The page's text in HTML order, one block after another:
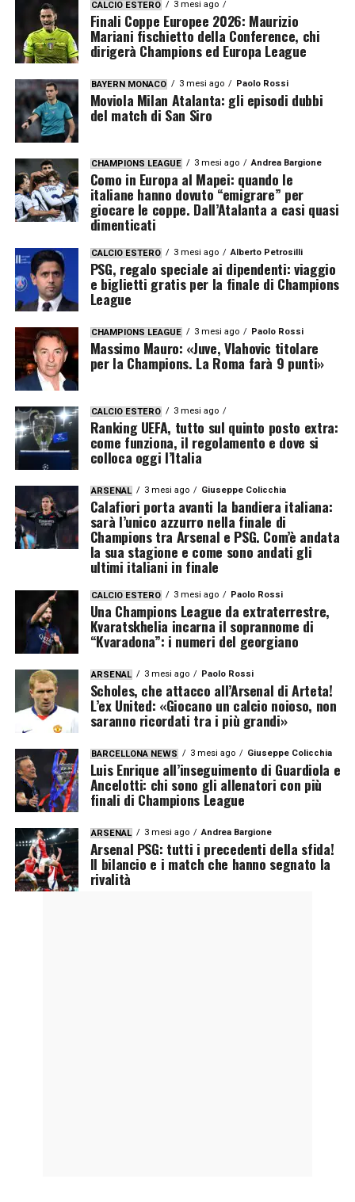
CALCIO ESTERO 3 mesi ago
Finali Coppe Europee 2026: Maurizio
Mariani fischietto della Conference, chi
dirigerà Champions ed Europa League
BAYERN MONACO 3 mesi ago Paolo Rossi
Moviola Milan Atalanta: gli episodi dubbi
del match di San Siro
CHAMPIONS LEAGUE 3 mesi ago Andrea Bargione
Como in Europa al Mapei: quando le
italiane hanno dovuto “emigrare” per
giocare le coppe. Dall’Atalanta a casi quasi
dimenticati
CALCIO ESTERO 3 mesi ago Alberto Petrosilli
PSG, regalo speciale ai dipendenti: viaggio
e biglietti gratis per la finale di Champions
League
CHAMPIONS LEAGUE 3 mesi ago Paolo Rossi
Massimo Mauro: «Juve, Vlahovic titolare
per la Champions. La Roma farà 9 punti»
CALCIO ESTERO 3 mesi ago
Ranking UEFA, tutto sul quinto posto extra:
come funziona, il regolamento e dove si
colloca oggi l’Italia
ARSENAL 3 mesi ago Giuseppe Colicchia
Calafiori porta avanti la bandiera italiana:
sarà l’unico azzurro nella finale di
Champions tra Arsenal e PSG. Com’è andata
la sua stagione e come sono andati gli
ultimi italiani in finale
CALCIO ESTERO 3 mesi ago Paolo Rossi
Una Champions League da extraterrestre,
Kvaratskhelia incarna il soprannome di
“Kvaradona”: i numeri del georgiano
ARSENAL 3 mesi ago Paolo Rossi
Scholes, che attacco all’Arsenal di Arteta!
L’ex United: «Giocano un calcio noioso, non
saranno ricordati tra i più grandi»
BARCELLONA NEWS 3 mesi ago Giuseppe Colicchia
Luis Enrique all’inseguimento di Guardiola e
Ancelotti: chi sono gli allenatori con più
finali di Champions League
ARSENAL 3 mesi ago Andrea Bargione
Arsenal PSG: tutti i precedenti della sfida!
Il bilancio e i match che hanno segnato la
rivalità